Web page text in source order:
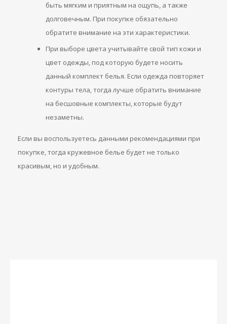
быть мягким и приятным на ощупь, а также
долговечным. При покупке обязательно
обратите внимание на эти характеристики.
При выборе цвета учитывайте свой тип кожи и
цвет одежды, под которую будете носить
данный комплект белья. Если одежда повторяет
контуры тела, тогда лучше обратить внимание
на бесшовные комплекты, которые будут
незаметны.
Если вы воспользуетесь данными рекомендациями при
покупке, тогда кружевное белье будет не только
красивым, но и удобным.